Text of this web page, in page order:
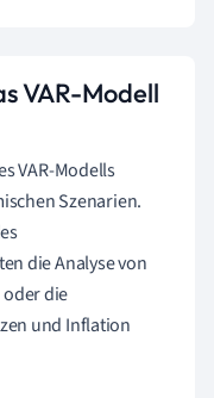
VAR-Modell
VAR-Modells
Szenarien.
die Analyse von
die
und Inflation